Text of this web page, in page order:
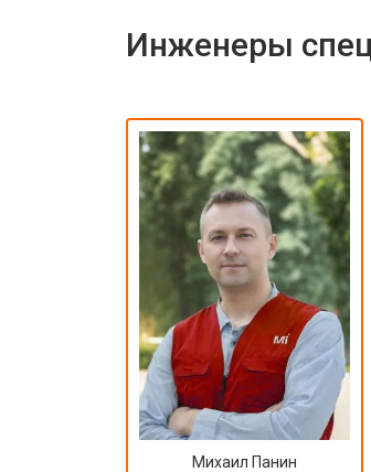
Инженеры
Михаил Панин